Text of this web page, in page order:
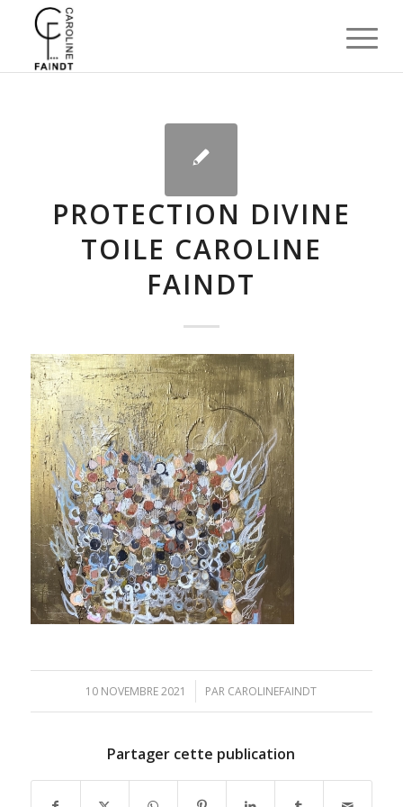
PROTECTION DIVINE
TOILE CAROLINE
FAINDT
10 NOVEMBRE 2021
/ PAR CAROLINEFAINDT
Partager cette publication